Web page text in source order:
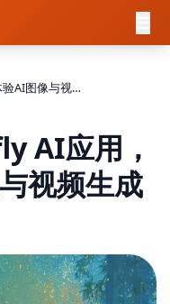
Adobe全新Firefly AI应用，免费体验AI图像与视频生成
AI应用，
视频生成